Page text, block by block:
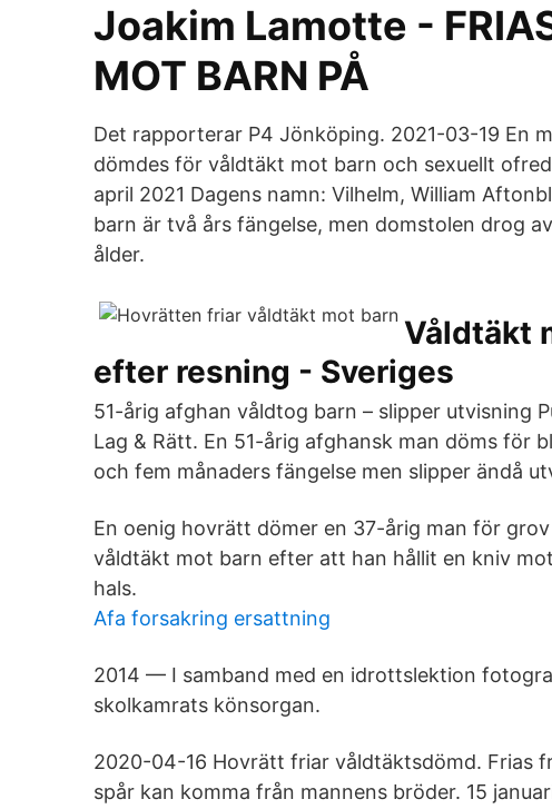
Joakim Lamotte -
MOT BARN PÅ
Det rapporterar P4 Jönköping. 2021-03-19 En
dömdes för våldtäkt mot barn och sexuellt
april 2021 Dagens namn: Vilhelm, William
barn är två års fängelse, men domstolen drog
ålder.
Våldtäkt
efter resning - Sveriges
51-årig afghan våldtog barn – slipper utvisning
Lag & Rätt. En 51-årig afghansk man döms för
och fem månaders fängelse men slipper ändå
En oenig hovrätt dömer en 37-årig man för
våldtäkt mot barn efter att han hållit en kniv
hals.
Afa forsakring ersattning
2014 — I samband med en idrottslektion
skolkamrats könsorgan.
2020-04-16 Hovrätt friar våldtäktsdömd. Frias
spår kan komma från mannens bröder. 15